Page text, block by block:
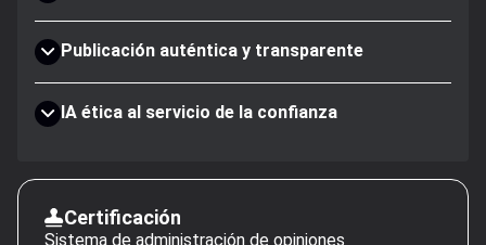
Publicación auténtica y transparente
IA ética al servicio de la confianza
Certificación
Sistema de administración de opiniones